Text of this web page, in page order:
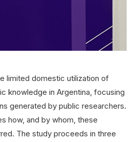
limited domestic utilization of
knowledge in Argentina, focusing
generated by public researchers.
how, and by whom, these
The study proceeds in three